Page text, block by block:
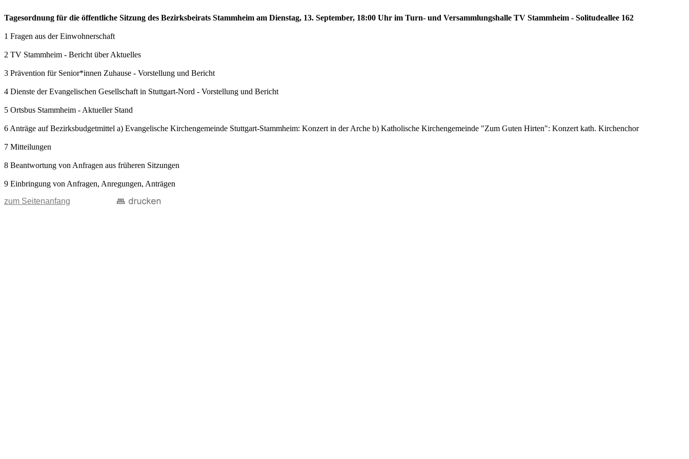
Tagesordnung für die öffentliche Sitzung des Bezirksbeirats Stammheim am Dienstag, 13. September, 18:00 Uhr im Turn- und Versammlungshalle TV Stammheim - Solitudeallee 162
1 Fragen aus der Einwohnerschaft
2 TV Stammheim - Bericht über Aktuelles
3 Prävention für Senior*innen Zuhause - Vorstellung und Bericht
4 Dienste der Evangelischen Gesellschaft in Stuttgart-Nord - Vorstellung und Bericht
5 Ortsbus Stammheim - Aktueller Stand
6 Anträge auf Bezirksbudgetmittel a) Evangelische Kirchengemeinde Stuttgart-Stammheim: Konzert in der Arche b) Katholische Kirchengemeinde "Zum Guten Hirten": Konzert kath. Kirchenchor
7 Mitteilungen
8 Beantwortung von Anfragen aus früheren Sitzungen
9 Einbringung von Anfragen, Anregungen, Anträgen
zum Seitenanfang